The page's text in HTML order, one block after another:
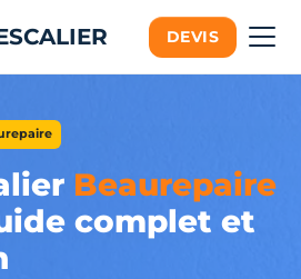
DEVIS
Beaurepaire
complet et